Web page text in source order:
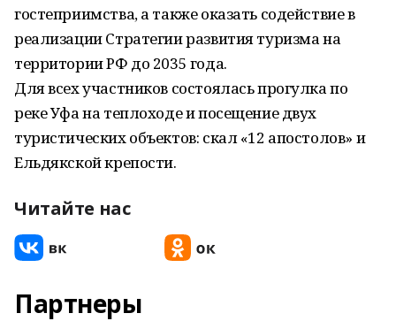
гостеприимства, а также оказать содействие в
реализации Стратегии развития туризма на
территории РФ до 2035 года.
Для всех участников состоялась прогулка по
реке Уфа на теплоходе и посещение двух
туристических объектов: скал «12 апостолов» и
Ельдякской крепости.
Читайте нас
Партнеры